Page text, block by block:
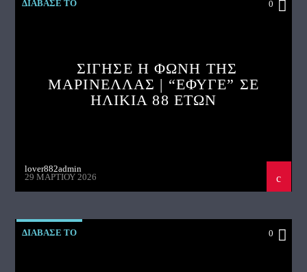
ΔΙΑΒΑΣΕ ΤΟ 0
ΣΙΓΗΣΕ Η ΦΩΝΗ ΤΗΣ
ΜΑΡΙΝΕΛΛΑΣ | “ΕΦΥΓΕ” ΣΕ
ΗΛΙΚΙΑ 88 ΕΤΩΝ
lover882admin
29 ΜΑΡΤΊΟΥ 2026
ΔΙΑΒΑΣΕ ΤΟ 0